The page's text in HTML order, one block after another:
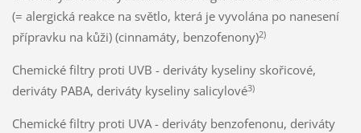
(= alergická reakce na světlo, která je vyvolána po nanesení
přípravku na kůži) (cinnamáty, benzofenony)2)
Chemické filtry proti UVB - deriváty kyseliny skořicové,
deriváty PABA, deriváty kyseliny salicylové3)
Chemické filtry proti UVA - deriváty benzofenonu, deriváty